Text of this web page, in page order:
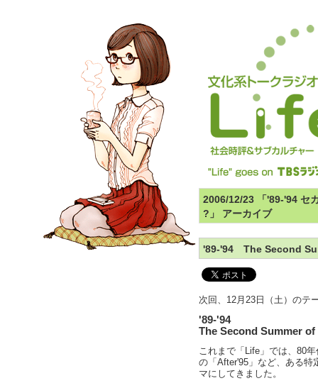
2006/12/23 「'89-'94 セ
?」 アーカイブ
'89-'94 The Second
次回、12月23日（土）のテ
'89-'94
The Second Summer
これまで「Life」では、80
の「After'95」など、ある特
マにしてきました。